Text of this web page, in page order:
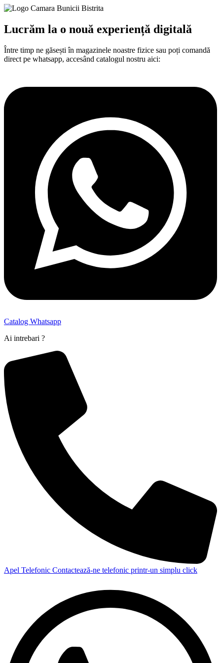
Lucrăm la o nouă experiență digitală​
Între timp ne găsești în magazinele noastre fizice sau poți comandă
direct pe whatsapp, accesând catalogul nostru aici:
Catalog Whatsapp
Ai intrebari ?
Apel Telefonic Contactează-ne telefonic printr-un simplu click